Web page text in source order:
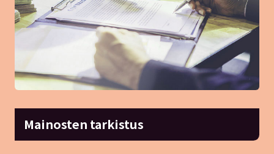
Mainosten tarkistus